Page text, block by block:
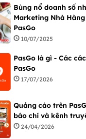
Bùng nổ doanh số
Marketing Nhà
PasGo
10/07/2025
PasGo là gì - Các
PasGo
17/07/2026
Quảng cáo trên
báo chí và kênh
24/04/2026